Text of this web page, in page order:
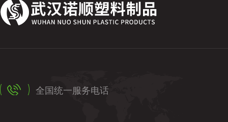
全国统一服务电话